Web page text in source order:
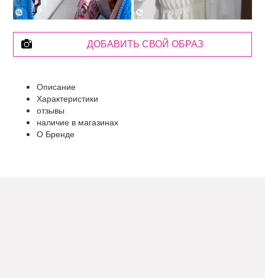
ДОБАВИТЬ СВОЙ ОБРАЗ
Описание
Характеристики
отзывы
наличие в магазинах
О Бренде